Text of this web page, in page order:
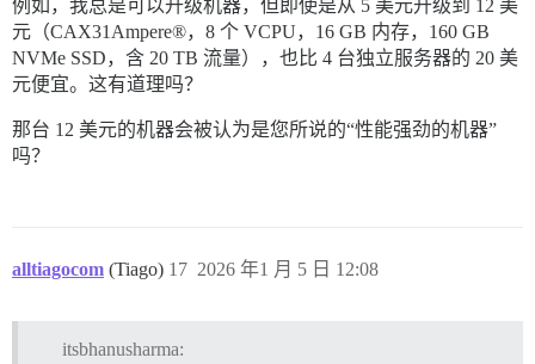
例如，我总是可以升级机器，但即使是从 5 美元升级到 12 美
元（CAX31Ampere®，8 个 VCPU，16 GB 内存，160 GB
NVMe SSD，含 20 TB 流量），也比 4 台独立服务器的 20 美
元便宜。这有道理吗？
那台 12 美元的机器会被认为是您所说的“性能强劲的机器”
吗？
alltiagocom (Tiago) 2026 年1 月 5 日 12:08
17
itsbhanusharma: